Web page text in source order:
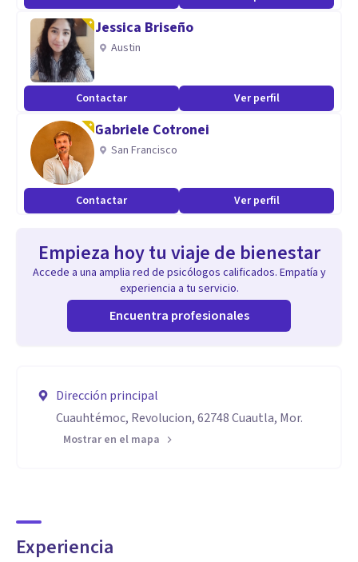
Jessica Briseño
Austin
Contactar Ver perfil
Gabriele Cotronei
San Francisco
Contactar Ver perfil
Empieza hoy tu viaje de bienestar
Accede a una amplia red de psicólogos calificados. Empatía y
experiencia a tu servicio.
Encuentra profesionales
Dirección principal
Cuauhtémoc, Revolucion, 62748 Cuautla, Mor.
Mostrar en el mapa
Experiencia